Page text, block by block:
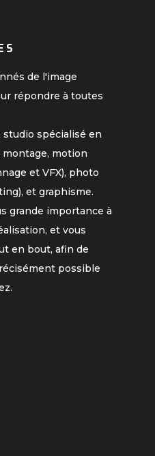
de l'image
répondre à toutes
spécialisé en
motion
et VFX), photo
et graphisme.
grande importance à
et vous
en bout, afin de
possible